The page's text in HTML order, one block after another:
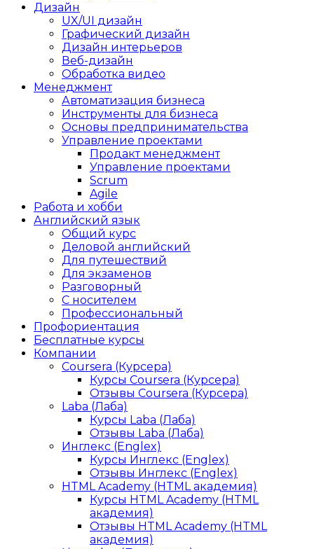
Дизайн
UX/UI дизайн
Графический дизайн
Дизайн интерьеров
Веб-дизайн
Обработка видео
Менеджмент
Автоматизация бизнеса
Инструменты для бизнеса
Основы предпринимательства
Управление проектами
Продакт менеджмент
Управление проектами
Scrum
Agile
Работа и хобби
Английский язык
Общий курс
Деловой английский
Для путешествий
Для экзаменов
Разговорный
С носителем
Профессиональный
Профориентация
Бесплатные курсы
Компании
Coursera (Курсера)
Курсы Coursera (Курсера)
Отзывы Coursera (Курсера)
Laba (Лаба)
Курсы Laba (Лаба)
Отзывы Laba (Лаба)
Инглекс (Englex)
Курсы Инглекс (Englex)
Отзывы Инглекс (Englex)
HTML Academy (HTML академия)
Курсы HTML Academy (HTML
академия)
Отзывы HTML Academy (HTML
академия)